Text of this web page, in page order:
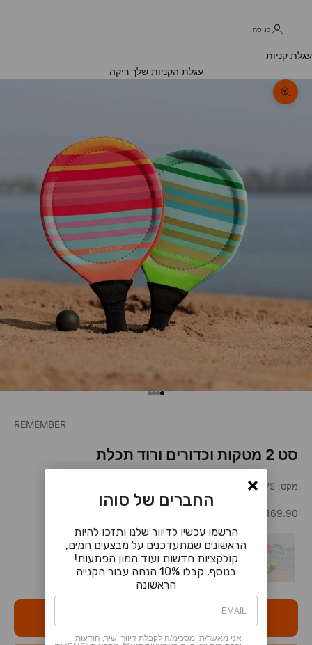
כניסה
עגלת קניות
עגלת הקניות שלך ריקה
תקריב
עבור לפריט 1
עבור לפריט 2
עבור לפריט 3
עבור לפריט 4
REMEMBER
סט 2 מטקות וכדורים ורוד תכלת
מקט: 102772975
מחיר מבצע
169.90 ₪
החברים של סוהו
הרשמו עכשיו לדיוור שלנו ותזכו להיות
הראשונים שמתעדכנים על מבצעים חמים,
קולקציות חדשות ועוד המון הפתעות!
בנוסף, קבלו 10% הנחה עבור הקנייה
הראשונה
אני מאשר/ת ומסכימ/ה לקבלת דיוור ישיר, הודעות